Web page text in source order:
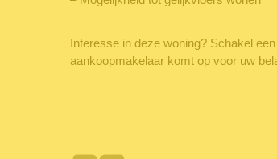
Interesse in deze woning? Schakel
aankoopmakelaar komt op voor uw